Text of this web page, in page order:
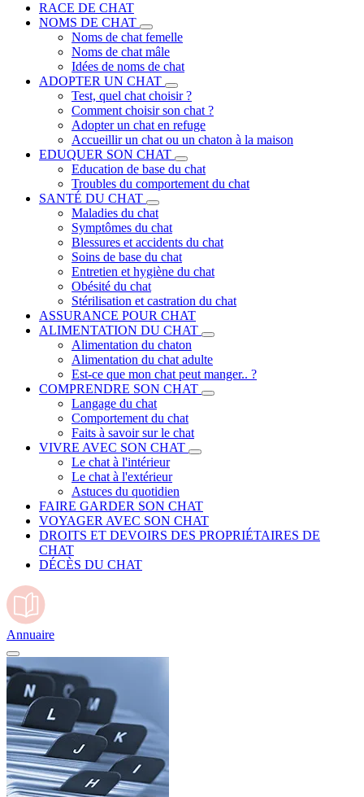
RACE DE CHAT
NOMS DE CHAT
Noms de chat femelle
Noms de chat mâle
Idées de noms de chat
ADOPTER UN CHAT
Test, quel chat choisir ?
Comment choisir son chat ?
Adopter un chat en refuge
Accueillir un chat ou un chaton à la maison
EDUQUER SON CHAT
Education de base du chat
Troubles du comportement du chat
SANTÉ DU CHAT
Maladies du chat
Symptômes du chat
Blessures et accidents du chat
Soins de base du chat
Entretien et hygiène du chat
Obésité du chat
Stérilisation et castration du chat
ASSURANCE POUR CHAT
ALIMENTATION DU CHAT
Alimentation du chaton
Alimentation du chat adulte
Est-ce que mon chat peut manger.. ?
COMPRENDRE SON CHAT
Langage du chat
Comportement du chat
Faits à savoir sur le chat
VIVRE AVEC SON CHAT
Le chat à l'intérieur
Le chat à l'extérieur
Astuces du quotidien
FAIRE GARDER SON CHAT
VOYAGER AVEC SON CHAT
DROITS ET DEVOIRS DES PROPRIÉTAIRES DE
CHAT
DÉCÈS DU CHAT
Annuaire